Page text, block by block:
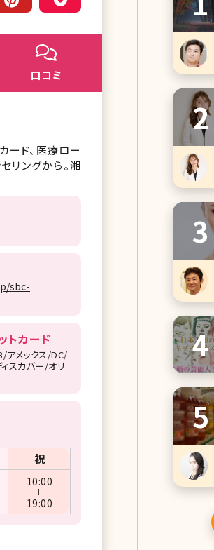
口コミ
ード、医療ロー
リングから。湘
sbc-
トカード
アメックス/DC/
スカバー/オリ
祝
10:00
19:00